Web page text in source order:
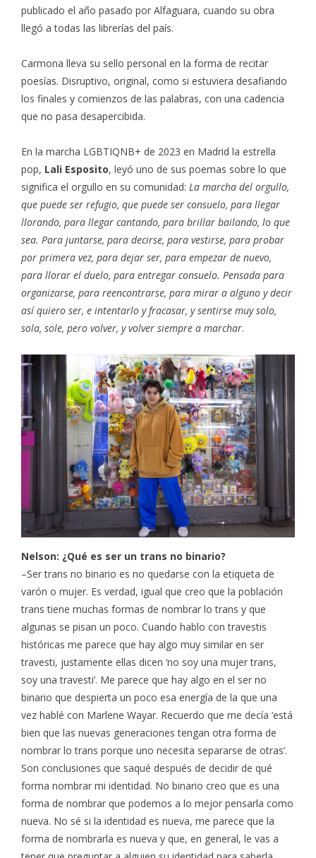
publicado el año pasado por Alfaguara, cuando su obra
llegó a todas las librerías del país.
Carmona lleva su sello personal en la forma de recitar
poesías. Disruptivo, original, como si estuviera desafiando
los finales y comienzos de las palabras, con una cadencia
que no pasa desapercibida.
En la marcha LGBTIQNB+ de 2023 en Madrid la estrella
pop, Lali Esposito, leyó uno de sus poemas sobre lo que
significa el orgullo en su comunidad: La marcha del orgullo,
que puede ser refugio, que puede ser consuelo, para llegar
llorando, para llegar cantando, para brillar bailando, lo que
sea. Para juntarse, para decirse, para vestirse, para probar
por primera vez, para dejar ser, para empezar de nuevo,
para llorar el duelo, para entregar consuelo. Pensada para
organizarse, para reencontrarse, para mirar a alguno y decir
así quiero ser, e intentarlo y fracasar, y sentirse muy solo,
sola, sole, pero volver, y volver siempre a marchar.
Nelson: ¿Qué es ser un trans no binario?
–Ser trans no binario es no quedarse con la etiqueta de
varón o mujer. Es verdad, igual que creo que la población
trans tiene muchas formas de nombrar lo trans y que
algunas se pisan un poco. Cuando hablo con travestis
históricas me parece que hay algo muy similar en ser
travesti, justamente ellas dicen ‘no soy una mujer trans,
soy una travesti’. Me parece que hay algo en el ser no
binario que despierta un poco esa energía de la que una
vez hablé con Marlene Wayar. Recuerdo que me decía ‘está
bien que las nuevas generaciones tengan otra forma de
nombrar lo trans porque uno necesita separarse de otras’.
Son conclusiones que saqué después de decidir de qué
forma nombrar mi identidad. No binario creo que es una
forma de nombrar que podemos a lo mejor pensarla como
nueva. No sé si la identidad es nueva, me parece que la
forma de nombrarla es nueva y que, en general, le vas a